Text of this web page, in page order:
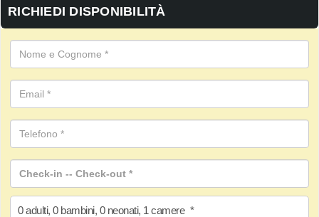
RICHIEDI DISPONIBILITÀ
0 adulti, 0 bambini, 0 neonati, 1 camere *